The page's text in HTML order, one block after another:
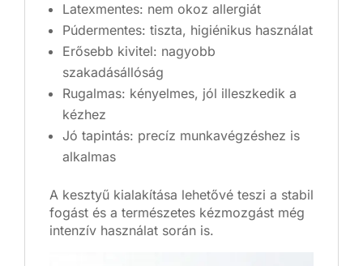
Latexmentes: nem okoz allergiát
Púdermentes: tiszta, higiénikus használat
Erősebb kivitel: nagyobb
szakadásállóság
Rugalmas: kényelmes, jól illeszkedik a
kézhez
Jó tapintás: precíz munkavégzéshez is
alkalmas
A kesztyű kialakítása lehetővé teszi a stabil
fogást és a természetes kézmozgást még
intenzív használat során is.